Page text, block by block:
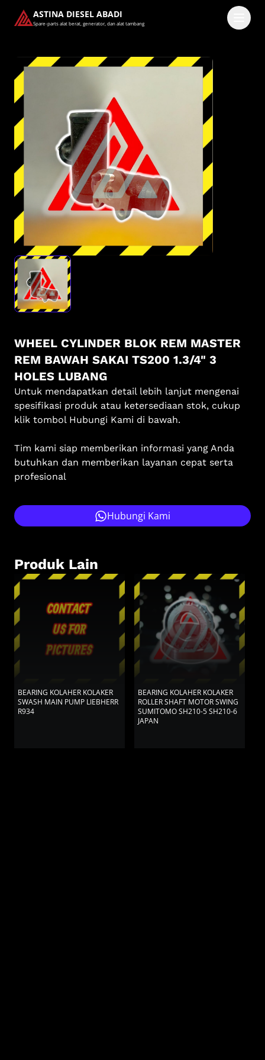
ASTINA DIESEL ABADI
Spare-parts alat berat, generator, dan alat tambang
Pilih methode masuk
Lanjutkan dengan Google
Dengan melanjutkan, kamu telah membaca dan setuju
denganKetentuan Layanan dan Kebijakan Privasi kami.
WHEEL CYLINDER BLOK REM MASTER
REM BAWAH SAKAI TS200 1.3/4" 3
HOLES LUBANG
Untuk mendapatkan detail lebih lanjut mengenai
spesifikasi produk atau ketersediaan stok, cukup
klik tombol Hubungi Kami di bawah.
Tim kami siap memberikan informasi yang Anda
butuhkan dan memberikan layanan cepat serta
profesional
Hubungi Kami
Produk Lain
BEARING KOLAHER KOLAKER
SWASH MAIN PUMP LIEBHERR
R934
BEARING KOLAHER KOLAKER
ROLLER SHAFT MOTOR SWING
SUMITOMO SH210-5 SH210-6
JAPAN